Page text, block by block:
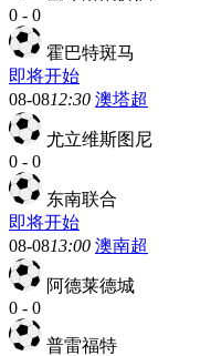
0 - 0
霍巴特斑马
即将开始
08-0812:30 澳塔超
尤立维斯图尼
0 - 0
东南联合
即将开始
08-0813:00 澳南超
阿德莱德城
0 - 0
普雷福特